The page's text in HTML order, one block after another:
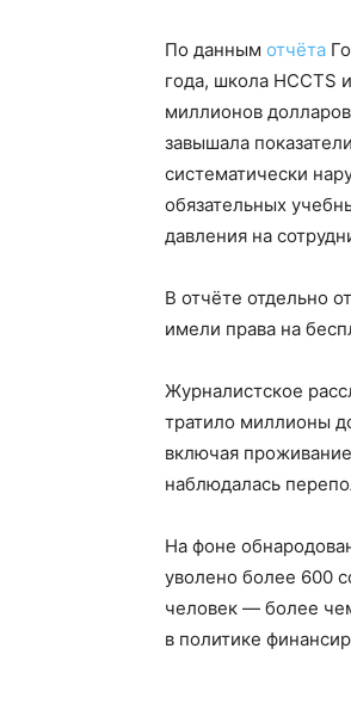
По данным отчёта
года, школа HCCTS
миллионов
завышала
систематически
обязательных
давления на
В отчёте отдельно
имели права на
Журналистское
тратило миллионы
включая проживание
наблюдалась
На фоне
уволено более 600
человек — более
в политике